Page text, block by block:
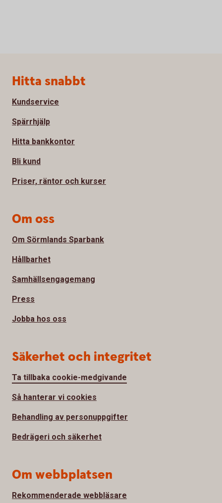
Sidfot
Hitta snabbt
Kundservice
Spärrhjälp
Hitta bankkontor
Bli kund
Priser, räntor och kurser
Om oss
Om Sörmlands Sparbank
Hållbarhet
Samhällsengagemang
Press
Jobba hos oss
Säkerhet och integritet
Ta tillbaka cookie-medgivande
Så hanterar vi cookies
Behandling av personuppgifter
Bedrägeri och säkerhet
Om webbplatsen
Rekommenderade webbläsare